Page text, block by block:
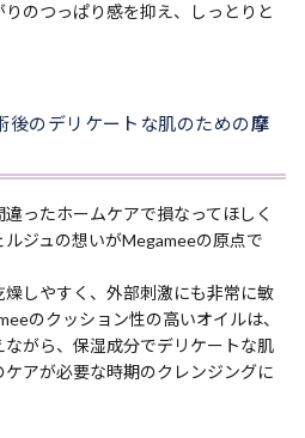
のつっぱり感を抑え、しっとりと
後のデリケートな肌のための摩
違ったホームケアで損なってほしく
ジュの想いがMegameeの原点で
しやすく、外部刺激にも非常に敏
のクッション性の高いオイルは、
がら、保湿成分でデリケートな肌
アが必要な時期のクレンジングに